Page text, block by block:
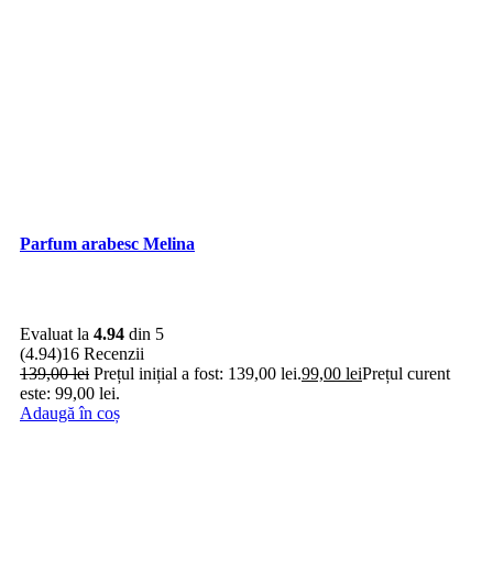
Parfum arabesc Melina
Evaluat la 4.94 din 5
(4.94)16 Recenzii
139,00lei Prețul inițial a fost: 139,00 lei.99,00 leiPrețul curent
este: 99,00 lei.
Adaugă în coș